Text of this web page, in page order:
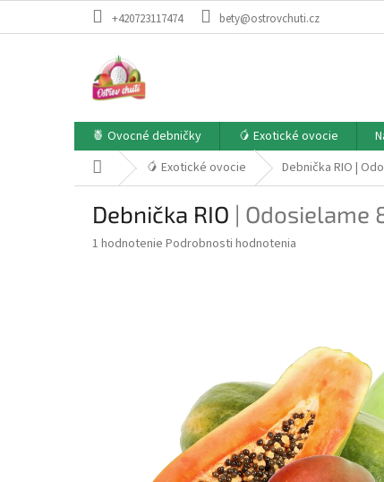
+420723117474 bety@ostrovchuti.cz
🍍 Ovocné debničky 🥭 Exotické ovocie
Domov 🥭 Exotické ovocie Debnička RIO |
Debnička RIO | Odosielame
Priemerné
1 hodnotenie Podrobnosti hodnotenia